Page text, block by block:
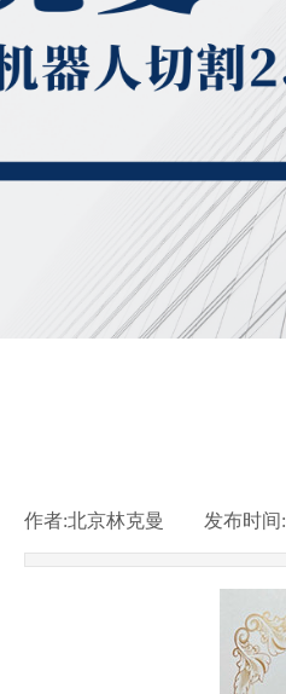
作者:北京林克曼 发布时间: